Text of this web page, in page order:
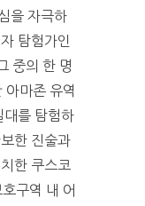
을 자극하
탐험가인
중의 한 명
아마존 유역
대를 탐험하
한 진술과
한 쿠스코
구역 내 어